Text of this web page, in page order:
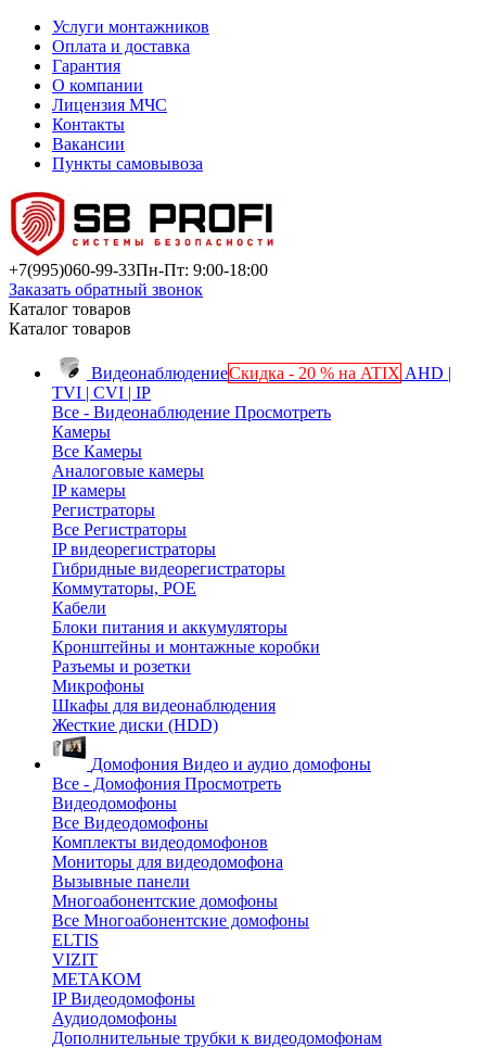
Услуги монтажников
Оплата и доставка
Гарантия
О компании
Лицензия МЧС
Контакты
Вакансии
Пункты самовывоза
+7(995)060-99-33Пн-Пт: 9:00-18:00
Заказать обратный звонок
Каталог товаров
Каталог товаров
ВидеонаблюдениеСкидка - 20 % на ATIX AHD |
TVI | CVI | IP
Все - Видеонаблюдение Просмотреть
Камеры
Все Камеры
Аналоговые камеры
IP камеры
Регистраторы
Все Регистраторы
IP видеорегистраторы
Гибридные видеорегистраторы
Коммутаторы, POE
Кабели
Блоки питания и аккумуляторы
Кронштейны и монтажные коробки
Разъемы и розетки
Микрофоны
Шкафы для видеонаблюдения
Жесткие диски (HDD)
Домофония Видео и аудио домофоны
Все - Домофония Просмотреть
Видеодомофоны
Все Видеодомофоны
Комплекты видеодомофонов
Мониторы для видеодомофона
Вызывные панели
Многоабонентские домофоны
Все Многоабонентские домофоны
ELTIS
VIZIT
МЕТАКОМ
IP Видеодомофоны
Аудиодомофоны
Дополнительные трубки к видеодомофонам